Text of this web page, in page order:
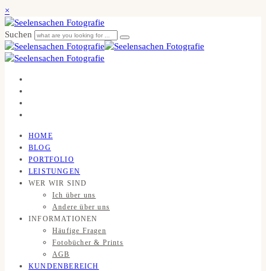
×
Suchen
HOME
BLOG
PORTFOLIO
LEISTUNGEN
WER WIR SIND
Ich über uns
Andere über uns
INFORMATIONEN
Häufige Fragen
Fotobücher & Prints
AGB
KUNDENBEREICH